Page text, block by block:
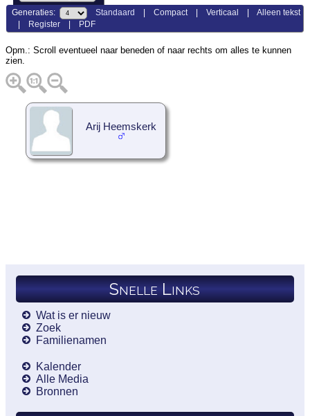
Generaties: Standaard |Compact|Verticaal |Alleen tekst
Register PDF
Opm.: Scroll eventueel naar beneden of naar rechts om alles te kunnen
zien.
Arij Heemskerk
Snelle Links
Wat is er nieuw
Zoek
Familienamen
Kalender
Alle Media
Bronnen